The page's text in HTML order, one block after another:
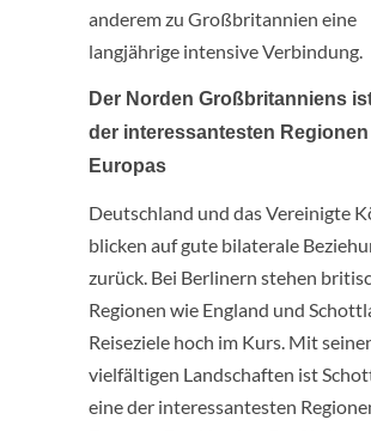
anderem zu Großbritannien eine
langjährige intensive Verbindung.
Der Norden Großbritanniens
der interessantesten Regionen
Europas
Deutschland und das Vereinigte
blicken auf gute bilaterale
zurück. Bei Berlinern stehen
Regionen wie England und
Reiseziele hoch im Kurs. Mit
vielfältigen Landschaften ist
eine der interessantesten